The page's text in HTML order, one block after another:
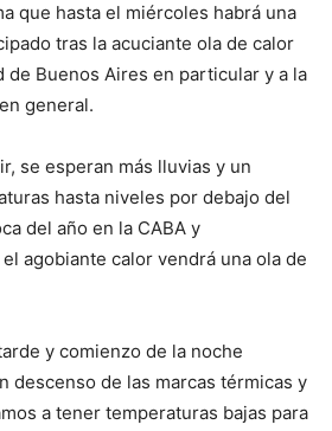
que hasta el miércoles habrá una
tras la acuciante ola de calor
de Buenos Aires en particular y a la
general.
se esperan más lluvias y un
hasta niveles por debajo del
del año en la CABA y
agobiante calor vendrá una ola de
y comienzo de la noche
descenso de las marcas térmicas y
a tener temperaturas bajas para